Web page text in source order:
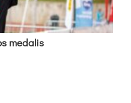
me­da­lis